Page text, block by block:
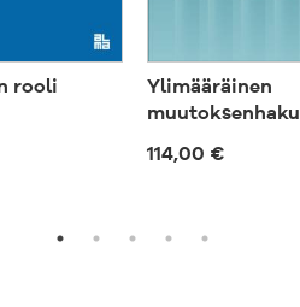
rooli
Ylimääräinen
muutoksenhaku
114,00 €